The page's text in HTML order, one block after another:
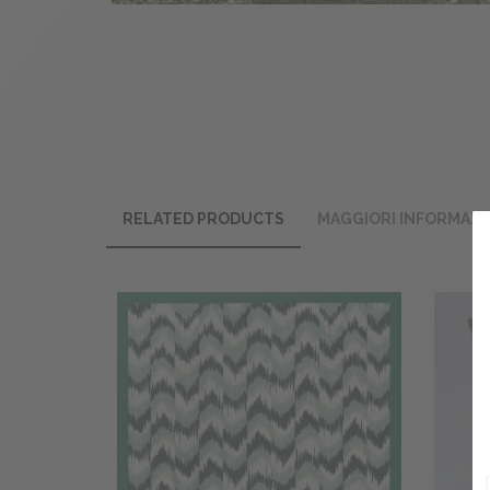
RELATED PRODUCTS MAGGIORI